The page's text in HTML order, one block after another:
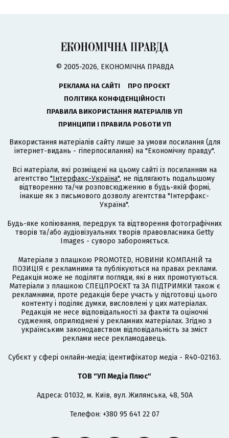
© 2005-2026, ЕКОНОМІЧНА ПРАВДА
РЕКЛАМА НА САЙТІ
ПРО ПРОЄКТ
ПОЛІТИКА КОНФІДЕНЦІЙНОСТІ
ПРАВИЛА ВИКОРИСТАННЯ МАТЕРІАЛІВ УП
ПРИНЦИПИ І ПРАВИЛА РОБОТИ УП
Використання матеріалів сайту лише за умови посилання (для
інтернет-видань - гіперпосилання) на "Економічну правду".
Всі матеріали, які розміщені на цьому сайті із посиланням на
агентство "Інтерфакс-Україна", не підлягають подальшому
відтворенню та/чи розповсюдженню в будь-якій формі,
інакше як з письмового дозволу агентства "Інтерфакс-
Україна".
Будь-яке копіювання, передрук та відтворення фотографічних
творів та/або аудіовізуальних творів правовласника Getty
Images - суворо забороняється.
Матеріали з плашкою PROMOTED, НОВИНИ КОМПАНІЙ та
ПОЗИЦІЯ є рекламними та публікуються на правах реклами.
Редакція може не поділяти погляди, які в них промотуються.
Матеріали з плашкою СПЕЦПРОЄКТ та ЗА ПІДТРИМКИ також є
рекламними, проте редакція бере участь у підготовці цього
контенту і поділяє думки, висловлені у цих матеріалах.
Редакція не несе відповідальності за факти та оціночні
судження, оприлюднені у рекламних матеріалах. Згідно з
українським законодавством відповідальність за зміст
реклами несе рекламодавець.
Cубєкт у сфері онлайн-медіа; ідентифікатор медіа - R40-02163.
ТОВ "УП Медіа Плюс"
Адреса: 01032, м. Київ, вул. Жилянська, 48, 50А
Телефон: +380 95 641 22 07